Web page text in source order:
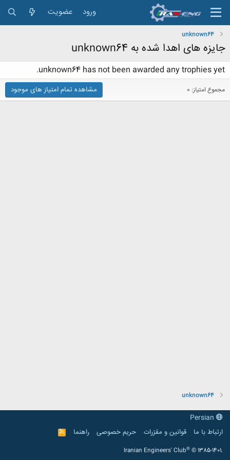
ورود عضویت
unknown64
جایزه های اهدا شده به unknown64
unknown64 has not been awarded any trophies yet.
مجموع امتیاز: 0 مشاهده تمام امتیاز های موجود
unknown64
ارتباط با ما
قوانین و مقرّرات حریم خصوصی راهنما
R
S
Iranian Engineers' Club® © 1385-1401.